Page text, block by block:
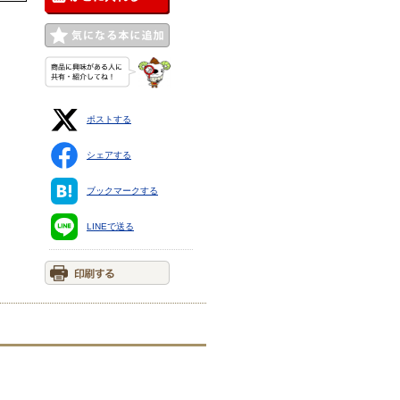
ポストする
シェアする
ブックマークする
LINEで送る